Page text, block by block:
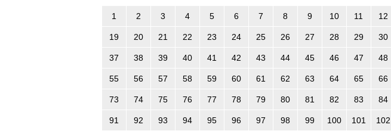
1 2 3 4 5 6 7 8 9 10 11 12
19 20 21 22 23 24 25 26 27 28 29 30
37 38 39 40 41 42 43 44 45 46 47 48
55 56 57 58 59 60 61 62 63 64 65 66
73 74 75 76 77 78 79 80 81 82 83 84
91 92 93 94 95 96 97 98 99 100 101 102